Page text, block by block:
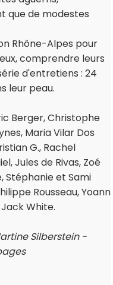
que de modestes
Rhône-Alpes pour
comprendre leurs
d'entretiens : 24
leur peau.
Berger, Christophe
Maria Vilar Dos
G., Rachel
Jules de Rivas, Zoé
Stéphanie et Sami
Rousseau, Yoann
White.
Silberstein -